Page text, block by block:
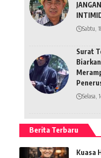
Sabtu,
Surat
Selasa,
Berita Terbaru
Kuasa